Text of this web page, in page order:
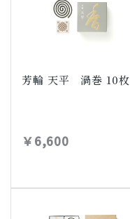
芳輪 天平 渦巻 10枚
￥6,600